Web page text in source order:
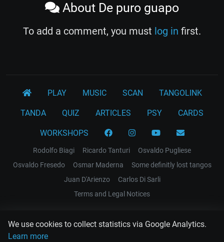
We use cookies to collect statistics via Google Analytics.
Learn more
About De puro guapo
To add a comment, you must log in first.
PLAY MUSIC SCAN TANGOLINK
TANDA QUIZ ARTICLES PSY CARDS
WORKSHOPS
Rodolfo Biagi Ricardo Tanturi
Osvaldo Pugliese
Osvaldo Fresedo
Osmar Maderna
Some definitly lost tangos
Juan D'Arienzo
Carlos Di Sarli
Terms and Legal Notices
EL RECODO TANGO